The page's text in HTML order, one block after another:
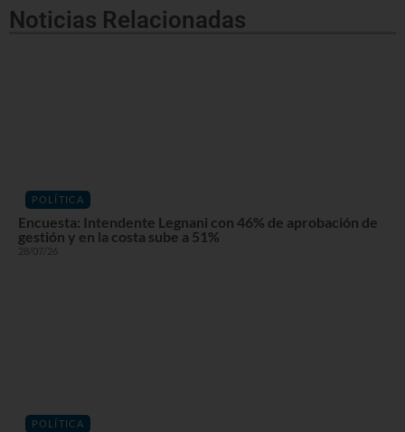
Noticias Relacionadas
POLÍTICA
Encuesta: Intendente Legnani con 46% de aprobación de
gestión y en la costa sube a 51%
28/07/26
POLÍTICA